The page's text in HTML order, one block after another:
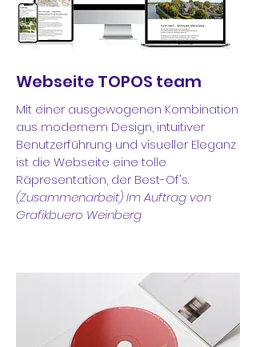
Webseite TOPOS team
Mit einer ausgewogenen Kombination
aus modernem Design, intuitiver
Benutzerführung und visueller Eleganz
ist die Webseite eine tolle
Räpresentation, der Best-Of's.
(Zusammenarbeit) Im Auftrag von
Grafikbuero Weinberg